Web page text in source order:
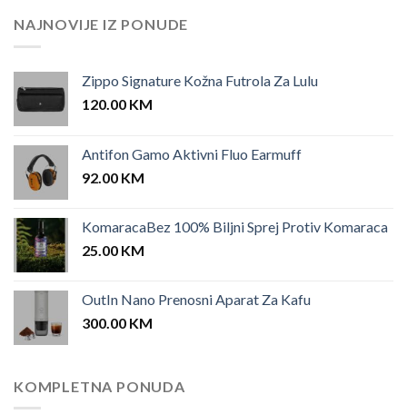
25.00 KM.
NAJNOVIJE IZ PONUDE
Zippo Signature Kožna Futrola Za Lulu
120.00 KM
Antifon Gamo Aktivni Fluo Earmuff
92.00 KM
KomaracaBez 100% Biljni Sprej Protiv Komaraca
25.00 KM
OutIn Nano Prenosni Aparat Za Kafu
300.00 KM
KOMPLETNA PONUDA